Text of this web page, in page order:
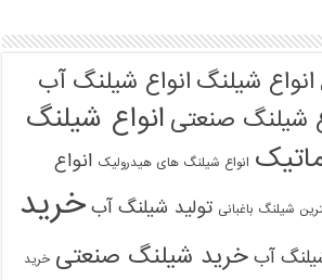
شیلنگانواع شیلنگ آب
شیلنگ صنعتی انواع شیلنگ
انواع شیلنگ های هیدرولیک انواع
شیلنگ باغبانی تولید شیلنگ آب خرید
آب خرید شیلنگ صنعتی خرید